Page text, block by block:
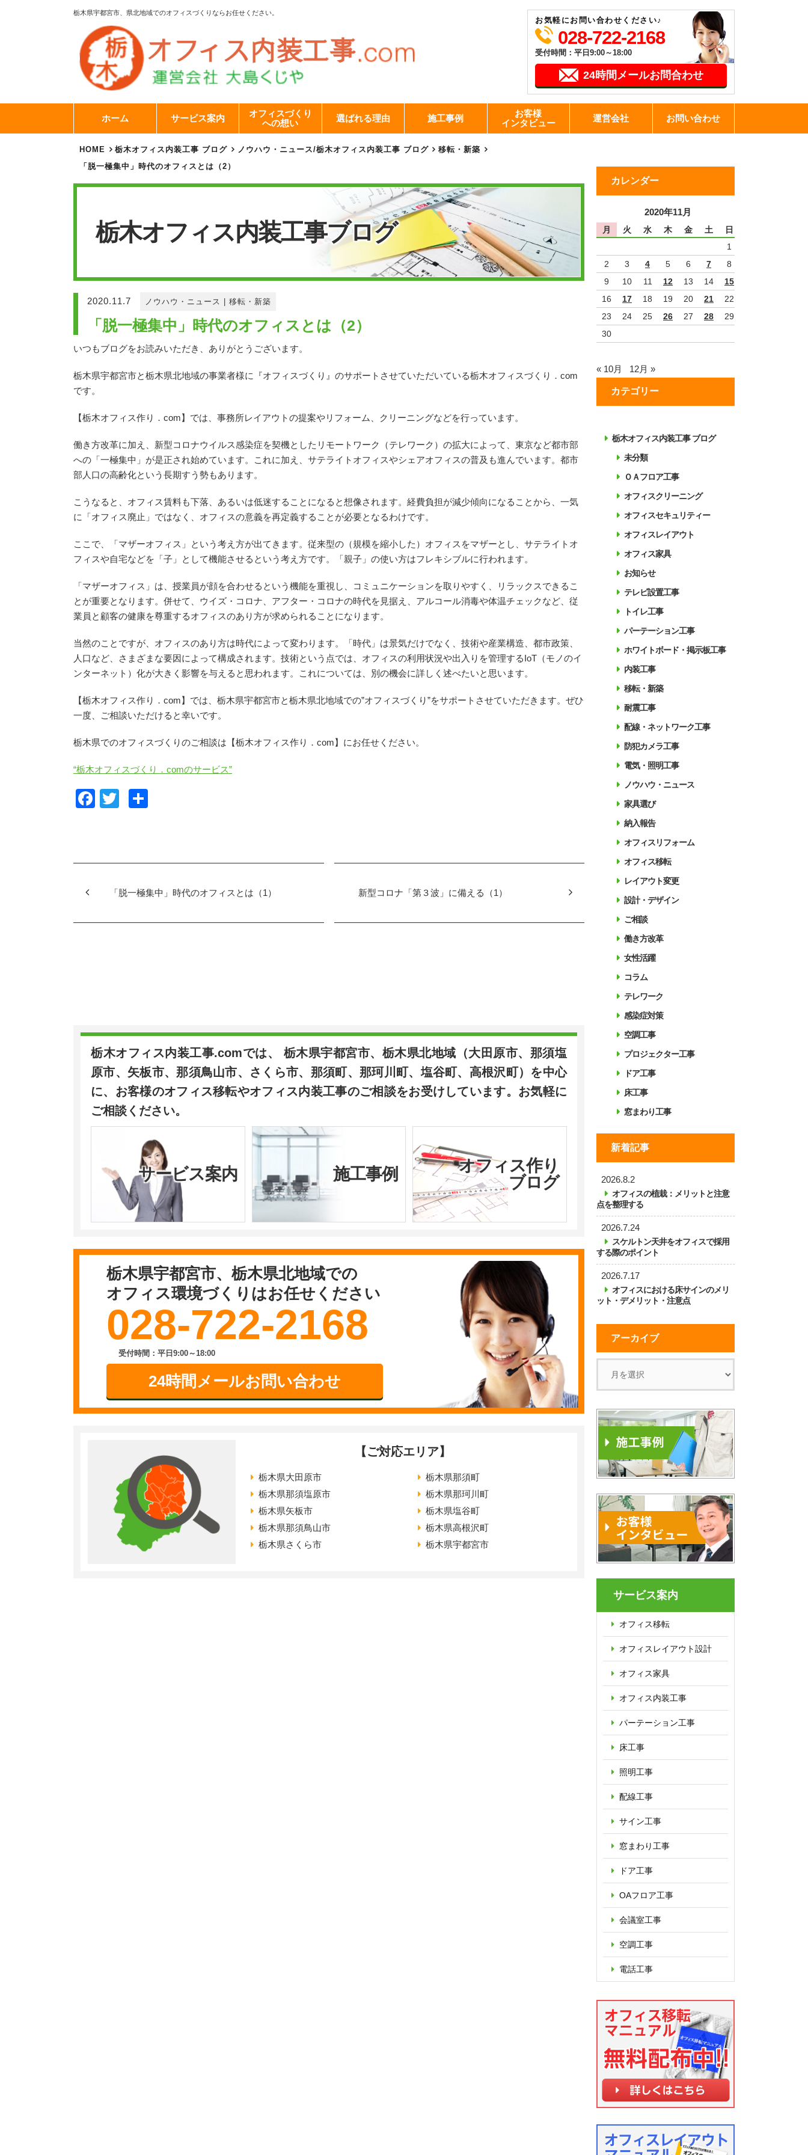
栃木県宇都宮市、県北地域でのオフィスづくりならお任せください。
お気軽にお問い合わせください♪
028-722-2168
受付時間：平日9:00～18:00
24時間メールお問合わせ
ホーム サービス案内
オフィスづくり
への想い
選ばれる理由 施工事例
お客様
インタビュー
運営会社 お問い合わせ
HOME 栃木オフィス内装工事 ブログ ノウハウ・ニュース/栃木オフィス内装工事 ブログ
移転・新築
「脱一極集中」時代のオフィスとは（2）
栃木オフィス内装工事ブログ
2020.11.7 ノウハウ・ニュース 移転・新築
「脱一極集中」時代のオフィスとは（2）
いつもブログをお読みいただき、ありがとうございます。
栃木県宇都宮市と栃木県北地域の事業者様に『オフィスづくり』のサポートさせていただいている栃木オフィスづくり．com
です。
【栃木オフィス作り．com】では、事務所レイアウトの提案やリフォーム、クリーニングなどを行っています。
働き方改革に加え、新型コロナウイルス感染症を契機としたリモートワーク（テレワーク）の拡大によって、東京など都市部
への「一極集中」が是正され始めています。これに加え、サテライトオフィスやシェアオフィスの普及も進んでいます。都市
部人口の高齢化という長期すう勢もあります。
こうなると、オフィス賃料も下落、あるいは低迷することになると想像されます。経費負担が減少傾向になることから、一気
に「オフィス廃止」ではなく、オフィスの意義を再定義することが必要となるわけです。
ここで、「マザーオフィス」という考え方が出てきます。従来型の（規模を縮小した）オフィスをマザーとし、サテライトオ
フィスや自宅などを「子」として機能させるという考え方です。「親子」の使い方はフレキシブルに行われます。
「マザーオフィス」は、授業員が顔を合わせるという機能を重視し、コミュニケーションを取りやすく、リラックスできるこ
とが重要となります。併せて、ウイズ・コロナ、アフター・コロナの時代を見据え、アルコール消毒や体温チェックなど、従
業員と顧客の健康を尊重するオフィスのあり方が求められることになります。
当然のことですが、オフィスのあり方は時代によって変わります。「時代」は景気だけでなく、技術や産業構造、都市政策、
人口など、さまざまな要因によって構成されます。技術という点では、オフィスの利用状況や出入りを管理するIoT（モノのイ
ンターネット）化が大きく影響を与えると思われます。これについては、別の機会に詳しく述べたいと思います。
【栃木オフィス作り．com】では、栃木県宇都宮市と栃木県北地域での”オフィスづくり”をサポートさせていただきます。ぜひ
一度、ご相談いただけると幸いです。
栃木県でのオフィスづくりのご相談は【栃木オフィス作り．com】にお任せください。
“栃木オフィスづくり．comのサービス”
F
「脱一極集中」時代のオフィスとは（1） 新型コロナ「第３波」に備える（1）
栃木オフィス内装工事.comでは、 栃木県宇都宮市、栃木県北地域（大田原市、那須塩
原市、矢板市、那須鳥山市、さくら市、那須町、那珂川町、塩谷町、高根沢町）を中心
に、お客様のオフィス移転やオフィス内装工事のご相談をお受けしています。お気軽に
ご相談ください。
サービス案内 施工事例
オフィス作り
ブログ
栃木県宇都宮市、栃木県北地域での
オフィス環境づくりはお任せください
028-722-2168
受付時間：平日9:00～18:00
24時間メールお問い合わせ
【ご対応エリア】
栃木県大田原市
栃木県那須塩原市
栃木県矢板市
栃木県那須鳥山市
栃木県さくら市
栃木県那須町
栃木県那珂川町
栃木県塩谷町
栃木県高根沢町
栃木県宇都宮市
カレンダー
2020年11月
月 火 水 木 金 土
日
1
2
3 4 5 6 7
8
9
10 11 12 13 14
15
16
17 18 19 20 21
22
23
24 25 26 27 28
29
30
« 10月 12月 »
カテゴリー
栃木オフィス内装工事 ブログ
未分類
ＯＡフロア工事
オフィスクリーニング
オフィスセキュリティー
オフィスレイアウト
オフィス家具
お知らせ
テレビ設置工事
トイレ工事
パーテーション工事
ホワイトボード・掲示板工事
内装工事
移転・新築
耐震工事
配線・ネットワーク工事
防犯カメラ工事
電気・照明工事
ノウハウ・ニュース
家具選び
納入報告
オフィスリフォーム
オフィス移転
レイアウト変更
設計・デザイン
ご相談
働き方改革
女性活躍
コラム
テレワーク
感染症対策
空調工事
プロジェクター工事
ドア工事
床工事
窓まわり工事
新着記事
2026.8.2
オフィスの植栽：メリットと注意
点を整理する
2026.7.24
スケルトン天井をオフィスで採用
する際のポイント
2026.7.17
オフィスにおける床サインのメリ
ット・デメリット・注意点
アーカイブ
サービス案内
オフィス移転
オフィス レイアウト設計
オフィス家具
オフィス内装工事
パーテーション工事
床工事
照明工事
配線工事
サイン工事
窓まわり工事
ドア工事
OAフロア工事
会議室工事
空調工事
電話工事